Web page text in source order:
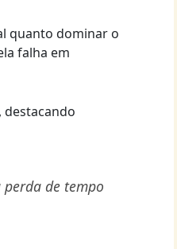
quanto dominar o
falha em
destacando
de tempo